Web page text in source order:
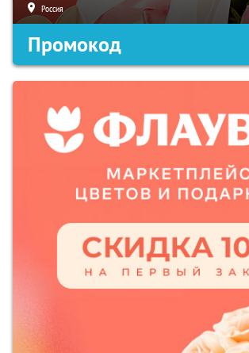
Россия
Промокод